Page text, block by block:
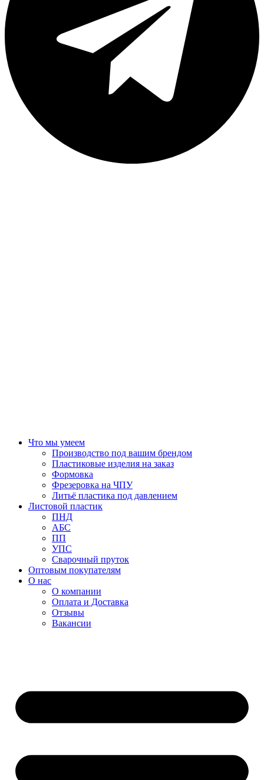
Что мы умеем
Производство под вашим брендом
Пластиковые изделия на заказ
Формовка
Фрезеровка на ЧПУ
Литьё пластика под давлением
Листовой пластик
ПНД
АБС
ПП
УПС
Сварочный пруток
Оптовым покупателям
О нас
О компании
Оплата и Доставка
Отзывы
Вакансии